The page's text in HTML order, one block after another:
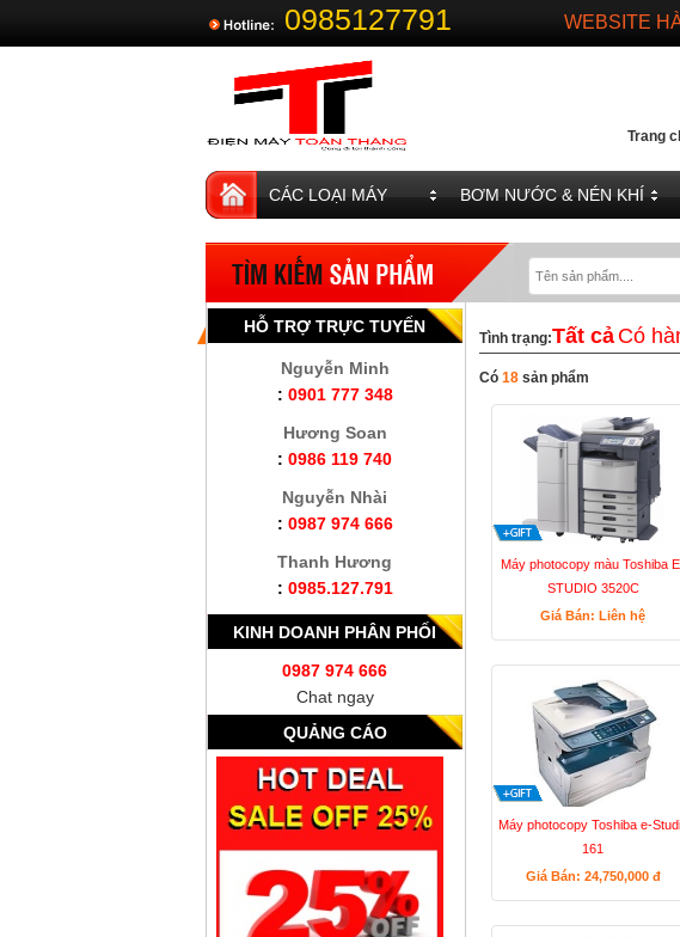
0985127791
WEBSITE
Trang
CÁC LOẠI MÁY BƠM NƯỚC & NÉN KHÍ
Tình trạng:Tất cả Có
Có 18 sản phẩm
Máy photocopy màu Toshiba
STUDIO 3520C
Giá Bán: Liên hệ
Máy photocopy Toshiba e-
161
Giá Bán: 24,750,000 đ
HỖ TRỢ TRỰC TUYẾN
Nguyễn Minh
: 0901 777 348
Hương Soan
: 0986 119 740
Nguyễn Nhài
: 0987 974 666
Thanh Hương
: 0985.127.791
KINH DOANH PHÂN PHỐI
0987 974 666
Chat ngay
QUẢNG CÁO